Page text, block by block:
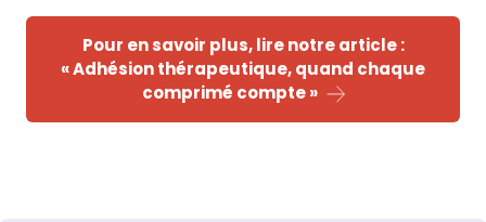
Pour en savoir plus, lire notre article :
« Adhésion thérapeutique, quand chaque
comprimé compte »